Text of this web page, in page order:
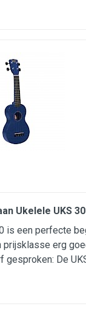
Ukelele UKS
is een perfecte
prijsklasse erg
gesproken: De